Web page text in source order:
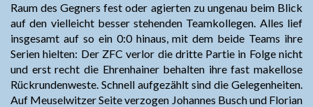
Raum des Gegners fest oder agierten zu ungenau beim Blick
auf den vielleicht besser stehenden Teamkollegen. Alles lief
insgesamt auf so ein 0:0 hinaus, mit dem beide Teams ihre
Serien hielten: Der ZFC verlor die dritte Partie in Folge nicht
und erst recht die Ehrenhainer behalten ihre fast makellose
Rückrundenweste. Schnell aufgezählt sind die Gelegenheiten.
Auf Meuselwitzer Seite verzogen Johannes Busch und Florian